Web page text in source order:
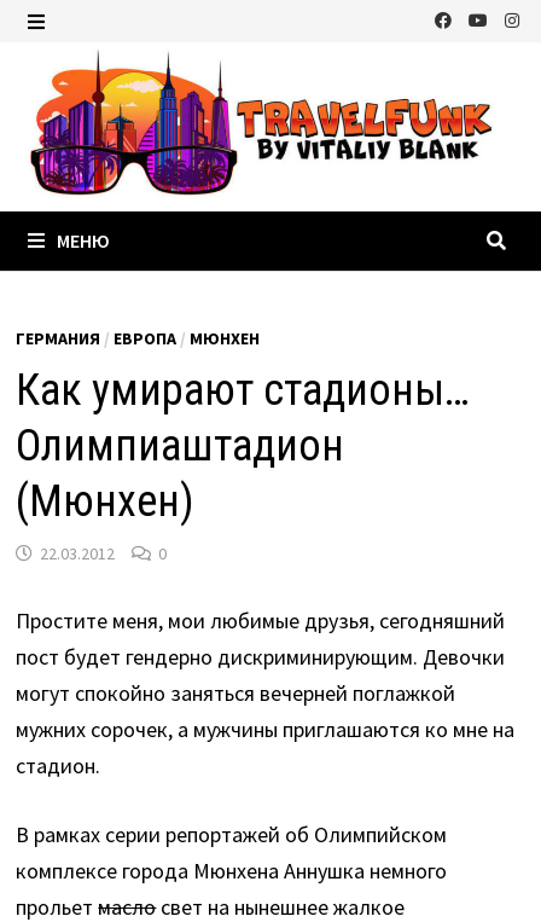
Перейти
содержимому
МЕНЮ
ГЕРМАНИЯ / ЕВРОПА / МЮНХЕН
Как умирают стадионы…
Олимпиаштадион
(Мюнхен)
22.03.2012 0
Простите меня, мои любимые друзья, сегодняшний
пост будет гендерно дискриминирующим. Девочки
могут спокойно заняться вечерней поглажкой
мужних сорочек, а мужчины приглашаются ко мне на
стадион.
В рамках серии репортажей об Олимпийском
комплексе города Мюнхена Аннушка немного
прольетмаслосвет на нынешнее жалкое